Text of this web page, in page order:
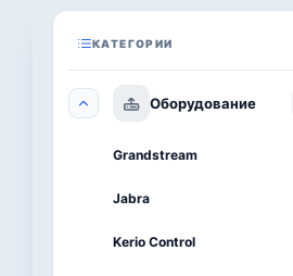
КАТЕГОРИИ
Оборудование
Grandstream
Jabra
Kerio Control